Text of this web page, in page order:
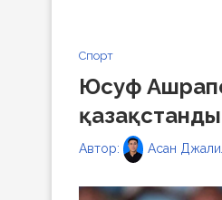
Спорт
Юсуф
Автор: Асан